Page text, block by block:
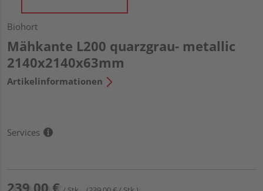
Biohort
Mähkante L200 quarzgrau- metallic
2140x2140x63mm
Artikelinformationen
Services
239,00 €